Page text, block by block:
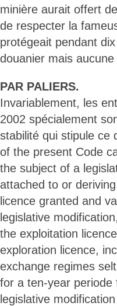
minière aurait offert
de respecter la
protégeait pendant
douanier mais
PAR PALIERS.
Invariablement, les
2002 spécialement
stabilité qui stipule ce
of the present Code
the subject of a
attached to or
licence granted and
legislative
the exploitation
exploration licence,
exchange regimes
for a ten-year
legislative